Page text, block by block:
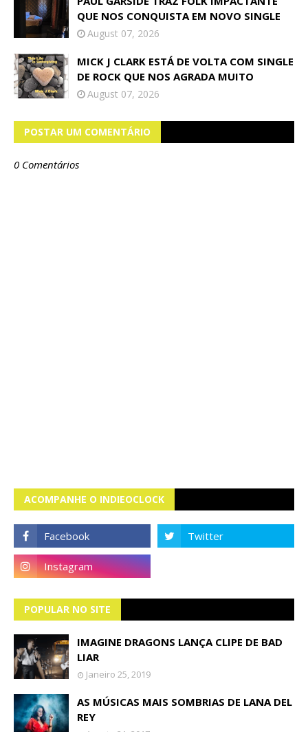
QUE NOS CONQUISTA EM NOVO SINGLE
August 07, 2026
MICK J CLARK ESTÁ DE VOLTA COM SINGLE
DE ROCK QUE NOS AGRADA MUITO
August 07, 2026
POSTAR UM COMENTÁRIO
0 Comentários
ACOMPANHE O INDIEOCLOCK
POPULAR NO SITE
IMAGINE DRAGONS LANÇA CLIPE DE BAD
LIAR
Janeiro 25, 2019
AS MÚSICAS MAIS SOMBRIAS DE LANA DEL
REY